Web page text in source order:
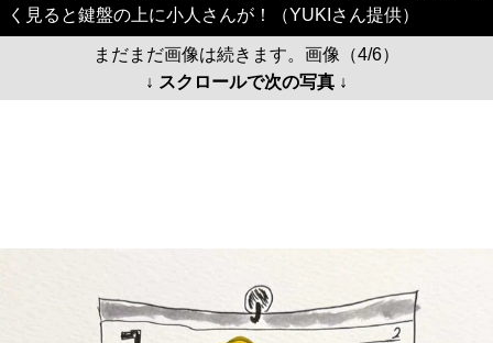
く見ると鍵盤の上に小人さんが！（YUKIさん提供）
まだまだ画像は続きます。画像（4/6）
↓ スクロールで次の写真 ↓